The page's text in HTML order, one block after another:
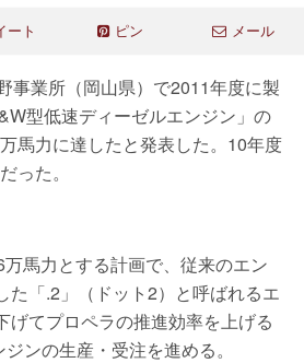
ート ピン メール
事業所（岡山県）で2011年度に製
型低速ディーゼルエンジン」の
馬力に達したと発表した。10年度
った。
馬力とする計画で、従来のエン
た「.2」（ドット2）と呼ばれるエ
げてプロペラの推進効率を上げる
ンの生産・受注を進める。